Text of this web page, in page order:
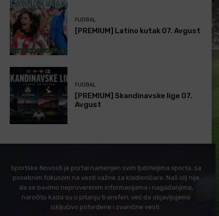
FUDBAL
[PREMIUM] Latino kutak 07. Avgust
FUDBAL
[PREMIUM] Skandinavske lige 07.
Avgust
Sportske Novosti je portal namenjen svim ljubiteljima sporta, sa
posebnim fokusom na vesti važne za kladioničare. Naš cilj nije
da se bavimo neproverenim informacijama i nagađanjima,
naročito kada su u pitanju transferi, već da objavljujemo
isključivo potvrđene i zvanične vesti.